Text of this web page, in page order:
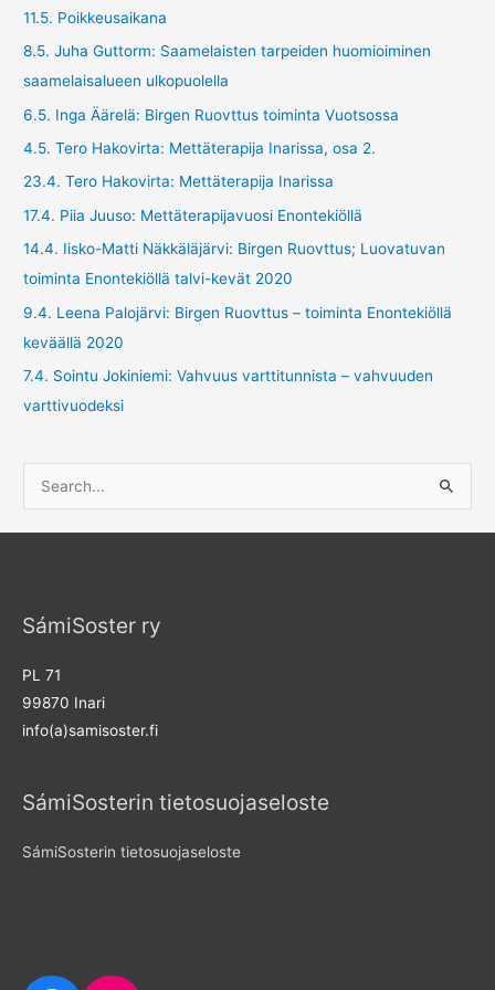
11.5. Poikkeusaikana
8.5. Juha Guttorm: Saamelaisten tarpeiden huomioiminen
saamelaisalueen ulkopuolella
6.5. Inga Äärelä: Birgen Ruovttus toiminta Vuotsossa
4.5. Tero Hakovirta: Mettäterapija Inarissa, osa 2.
23.4. Tero Hakovirta: Mettäterapija Inarissa
17.4. Piia Juuso: Mettäterapijavuosi Enontekiöllä
14.4. Iisko-Matti Näkkäläjärvi: Birgen Ruovttus; Luovatuvan
toiminta Enontekiöllä talvi-kevät 2020
9.4. Leena Palojärvi: Birgen Ruovttus – toiminta Enontekiöllä
keväällä 2020
7.4. Sointu Jokiniemi: Vahvuus varttitunnista – vahvuuden
varttivuodeksi
e
a
h
o
SámiSoster ry
PL 71
99870 Inari
info(a)samisoster.fi
SámiSosterin tietosuojaseloste
SámiSosterin tietosuojaseloste